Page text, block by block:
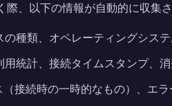
、以下の情報が自動的に収集
の種類、オペレーティングシス
用統計、接続タイムスタンプ、消
（接続時の一時的なもの）、エ